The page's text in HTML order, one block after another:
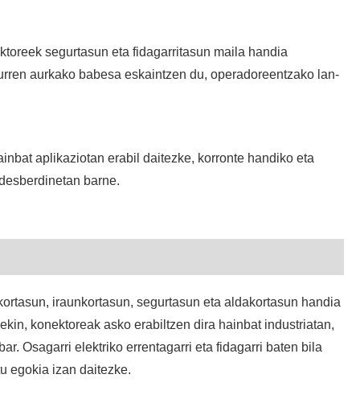
segurtasun eta fidagarritasun maila handia
aurkako babesa eskaintzen du, operadoreentzako lan-
aplikaziotan erabil daitezke, korronte handiko eta
barne.
iraunkortasun, segurtasun eta aldakortasun handia
konektoreak asko erabiltzen dira hainbat industriatan,
Osagarri elektriko errentagarri eta fidagarri baten bila
egokia izan daitezke.